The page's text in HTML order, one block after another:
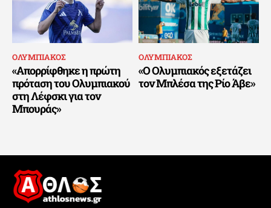
ΟΛΥΜΠΙΑΚΟΣ
«Απορρίφθηκε η πρώτη
πρόταση του Ολυμπιακού
στη Λέφσκι για τον
Μπουράς»
ΟΛΥΜΠΙΑΚΟΣ
«Ο Ολυμπιακός εξετάζει
τον Μπλέσα της Ρίο Άβε»